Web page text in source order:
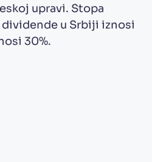
upravi. Stopa
u Srbiji iznosi
30%.